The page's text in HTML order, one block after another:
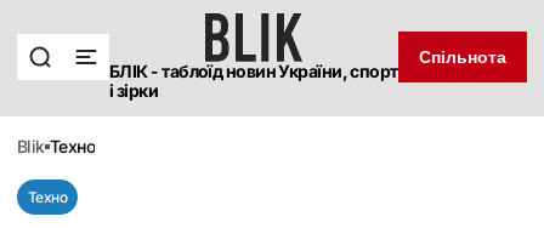
БЛІК - таблоїд новин України, спорт
і зірки
Спільнота
blik техно
Техно